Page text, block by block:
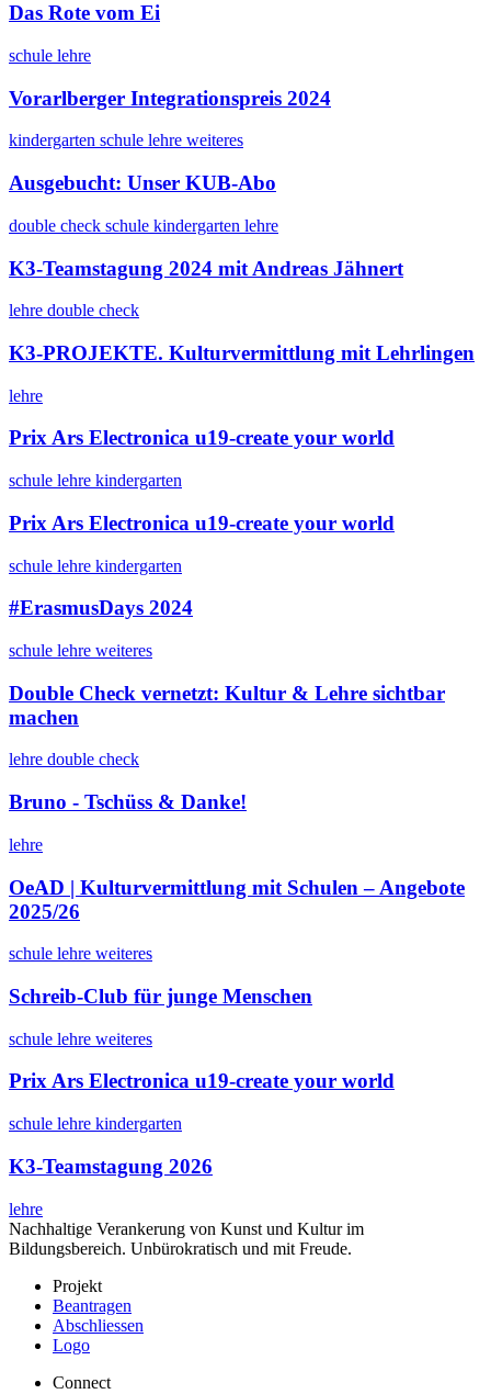
Das Rote vom Ei
schule lehre
Vorarlberger Integrationspreis 2024
kindergarten schule lehre weiteres
Ausgebucht: Unser KUB-Abo
double check schule kindergarten lehre
K3-Teamstagung 2024 mit Andreas Jähnert
lehre double check
K3-PROJEKTE. Kulturvermittlung mit Lehrlingen
lehre
Prix Ars Electronica u19-create your world
schule lehre kindergarten
Prix Ars Electronica u19-create your world
schule lehre kindergarten
#ErasmusDays 2024
schule lehre weiteres
Double Check vernetzt: Kultur & Lehre sichtbar
machen
lehre double check
Bruno - Tschüss & Danke!
lehre
OeAD | Kulturvermittlung mit Schulen – Angebote
2025/26
schule lehre weiteres
Schreib-Club für junge Menschen
schule lehre weiteres
Prix Ars Electronica u19-create your world
schule lehre kindergarten
K3-Teamstagung 2026
lehre
Nachhaltige Verankerung von Kunst und Kultur im
Bildungsbereich. Unbürokratisch und mit Freude.
Projekt
Beantragen
Abschliessen
Logo
Connect